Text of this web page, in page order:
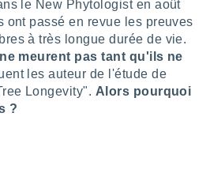
le New Phytologist en août
ont passé en revue les preuves
à très longue durée de vie.
meurent pas tant qu'ils ne
les auteur de l'étude de
Longevity". Alors pourquoi
?